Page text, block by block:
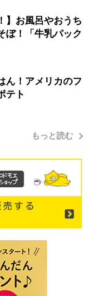
】お風呂やおうち
ぼ！「牛乳パック
ん！アメリカのフ
テト
もっと読む